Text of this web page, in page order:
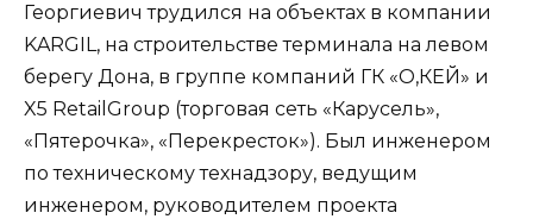
Георгиевич трудился на объектах в компании
KARGIL, на строительстве терминала на левом
берегу Дона, в группе компаний ГК «О,КЕЙ» и
X5 RetailGroup (торговая сеть «Карусель»,
«Пятерочка», «Перекресток»). Был инженером
по техническому технадзору, ведущим
инженером, руководителем проекта